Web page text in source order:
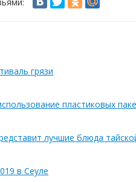
грязи
пластиковых
лучшие блюда
в Сеуле